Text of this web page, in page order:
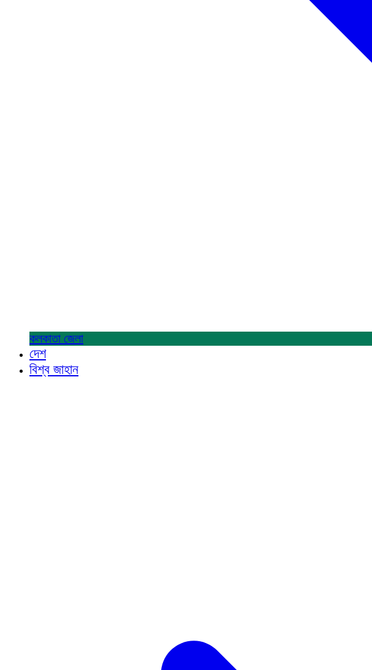
কলকাতা জেলা
দেশ
বিশ্ব জাহান